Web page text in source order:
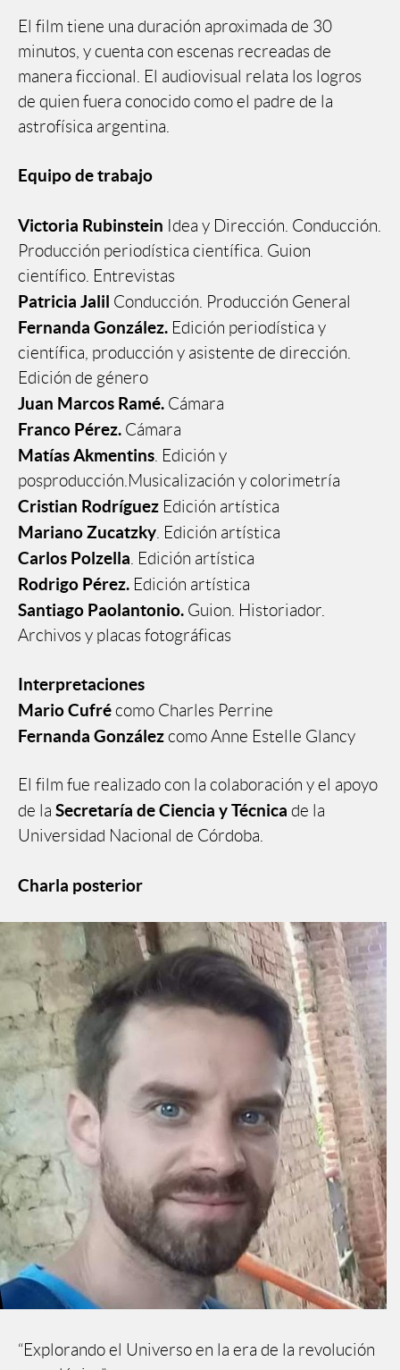
El film tiene una duración aproximada de 30
minutos, y cuenta con escenas recreadas de
manera ficcional. El audiovisual relata los logros
de quien fuera conocido como el padre de la
astrofísica argentina.
Equipo de trabajo
Victoria Rubinstein Idea y Dirección. Conducción.
Producción periodística científica. Guion
científico. Entrevistas
Patricia Jalil Conducción. Producción General
Fernanda González. Edición periodística y
científica, producción y asistente de dirección.
Edición de género
Juan Marcos Ramé. Cámara
Franco Pérez. Cámara
Matías Akmentins . Edición y
posproducción.Musicalización y colorimetría
Cristian Rodríguez Edición artística
Mariano Zucatzky . Edición artística
Carlos Polzella . Edición artística
Rodrigo Pérez. Edición artística
Santiago Paolantonio. Guion. Historiador.
Archivos y placas fotográficas
Interpretaciones
Mario Cufrécomo Charles Perrine
Fernanda Gonzálezcomo Anne Estelle Glancy
El film fue realizado con la colaboración y el apoyo
de la Secretaría de Ciencia y Técnica de la
Universidad Nacional de Córdoba.
Charla posterior
“Explorando el Universo en la era de la revolución